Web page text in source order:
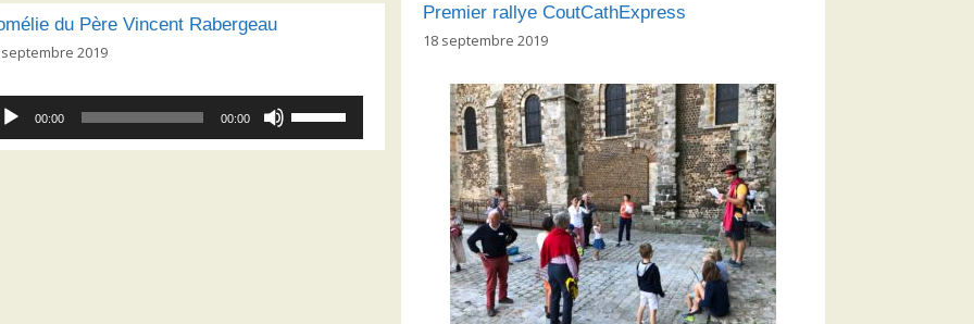
Premier rallye CoutCathExpress
18 septembre 2019
du Père Vincent Rabergeau
septembre 2019
00:00 00:00
flèches